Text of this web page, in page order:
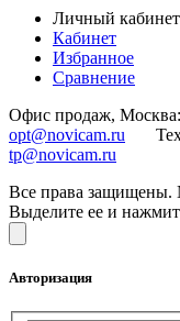
Личный кабинет
Кабинет
Избранное
Сравнение
Офис продаж, Москва:
opt@novicam.ru
tp@novicam.ru
Все права защищены.
Выделите ее и
Авторизация